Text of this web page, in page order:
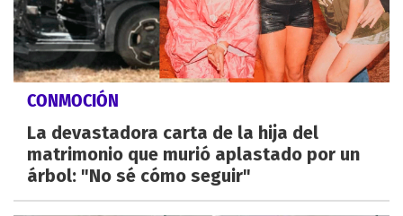
CONMOCIÓN
La devastadora carta de la hija del
matrimonio que murió aplastado por un
árbol: "No sé cómo seguir"